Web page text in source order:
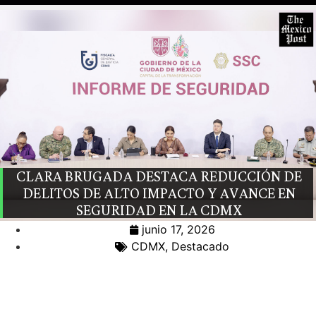
CLARA BRUGADA DESTACA REDUCCIÓN DE
DELITOS DE ALTO IMPACTO Y AVANCE EN
SEGURIDAD EN LA CDMX
junio 17, 2026
CDMX, Destacado